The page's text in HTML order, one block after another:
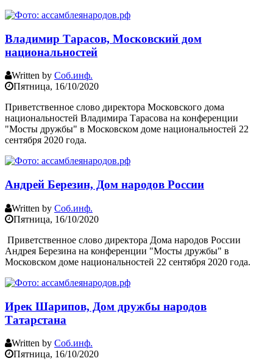
Владимир Тарасов, Московский дом
национальностей
Written by Соб.инф.
Пятница, 16/10/2020
Приветственное слово директора Московского дома
национальностей Владимира Тарасова на конференции
"Мосты дружбы" в Московском доме национальностей 22
сентября 2020 года.
Андрей Березин, Дом народов России
Written by Соб.инф.
Пятница, 16/10/2020
Приветственное слово директора Дома народов России
Андрея Березина на конференции "Мосты дружбы" в
Московском доме национальностей 22 сентября 2020 года.
Ирек Шарипов, Дом дружбы народов
Татарстана
Written by Соб.инф.
Пятница, 16/10/2020